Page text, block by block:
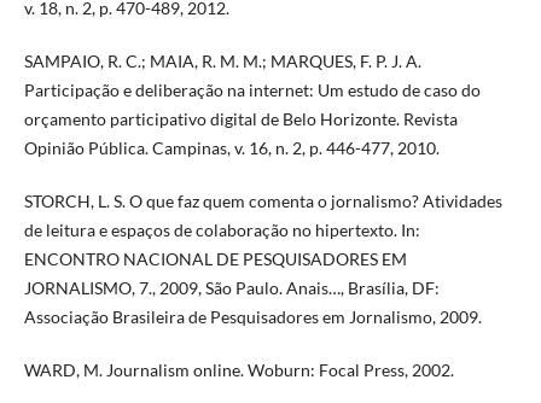
v. 18, n. 2, p. 470-489, 2012.
SAMPAIO, R. C.; MAIA, R. M. M.; MARQUES, F. P. J. A.
Participação e deliberação na internet: Um estudo de caso do
orçamento participativo digital de Belo Horizonte. Revista
Opinião Pública. Campinas, v. 16, n. 2, p. 446-477, 2010.
STORCH, L. S. O que faz quem comenta o jornalismo? Atividades
de leitura e espaços de colaboração no hipertexto. In:
ENCONTRO NACIONAL DE PESQUISADORES EM
JORNALISMO, 7., 2009, São Paulo. Anais…, Brasília, DF:
Associação Brasileira de Pesquisadores em Jornalismo, 2009.
WARD, M. Journalism online. Woburn: Focal Press, 2002.